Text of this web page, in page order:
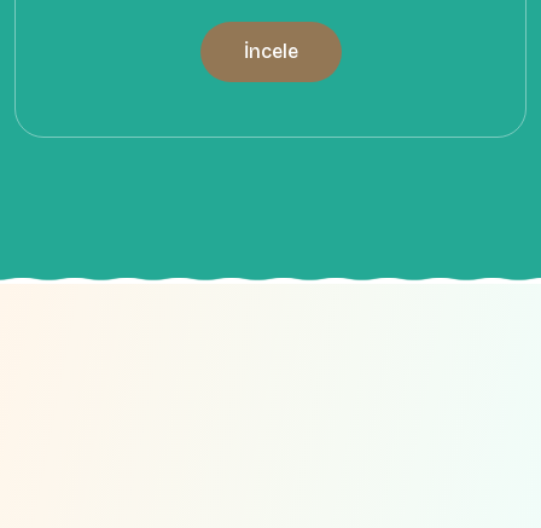
İncele